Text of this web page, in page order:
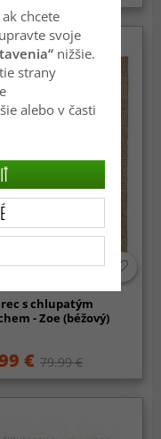
s chlupatým
- Zoe (béžový)
€ 79.99 €
chcete
svoje
nižšie.
strany
alebo v časti